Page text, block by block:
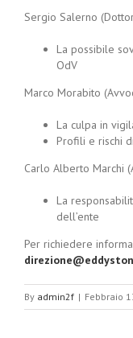
Sergio Salerno
La possibile
OdV
Marco Morabito
La culpa in
Profili e rischi
Carlo Alberto Marchi
La
dell’ente
Per richiedere
By admin2f | Febbraio